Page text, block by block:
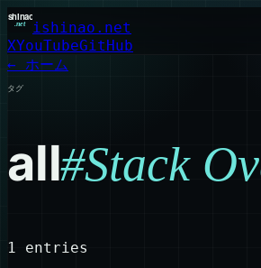
ishinao.net
XYouTubeGitHub
← ホーム
タグ
all#Stack
1
entries